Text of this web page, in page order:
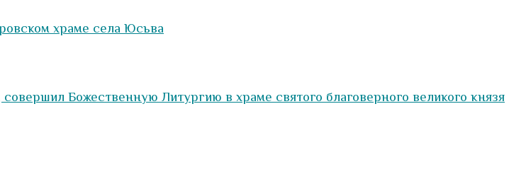
храме села Юсьва
Божественную Литургию в храме святого благоверного великого князя